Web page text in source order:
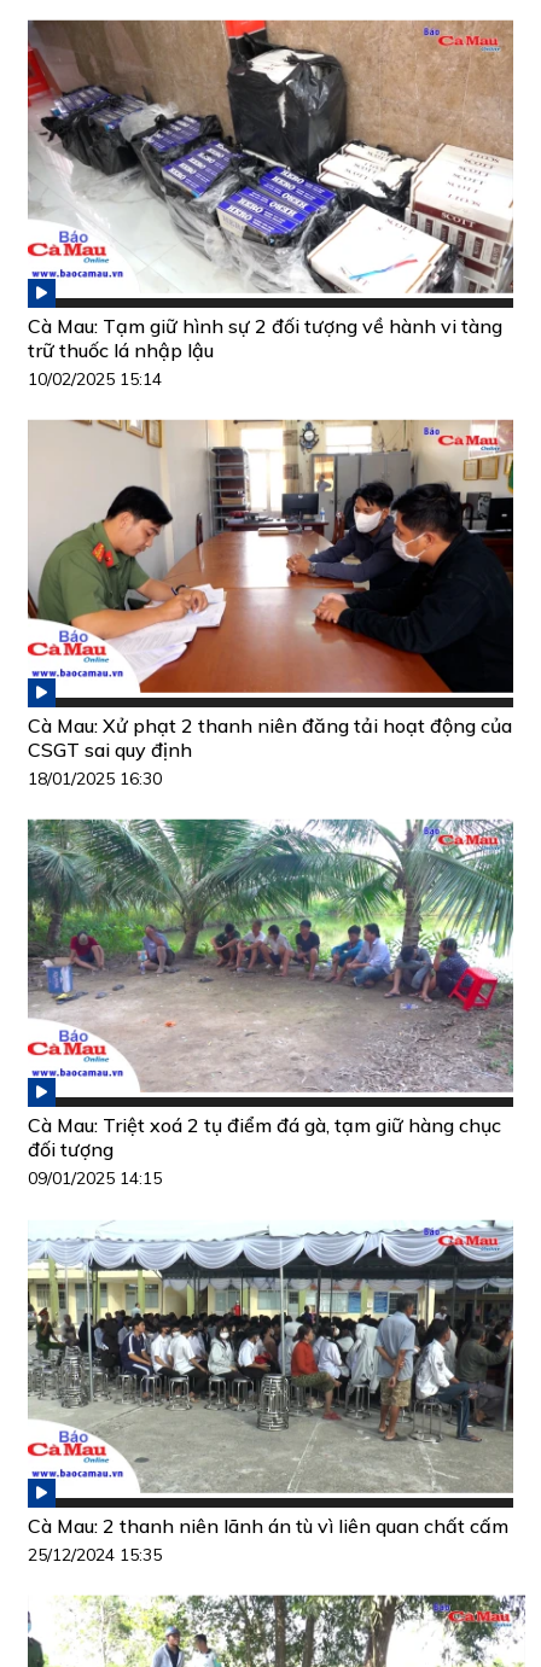
Cà Mau: Tạm giữ hình sự 2 đối tượng về hành vi tàng
trữ thuốc lá nhập lậu
10/02/2025 15:14
Cà Mau: Xử phạt 2 thanh niên đăng tải hoạt động của
CSGT sai quy định
18/01/2025 16:30
Cà Mau: Triệt xoá 2 tụ điểm đá gà, tạm giữ hàng chục
đối tượng
09/01/2025 14:15
Cà Mau: 2 thanh niên lãnh án tù vì liên quan chất cấm
25/12/2024 15:35